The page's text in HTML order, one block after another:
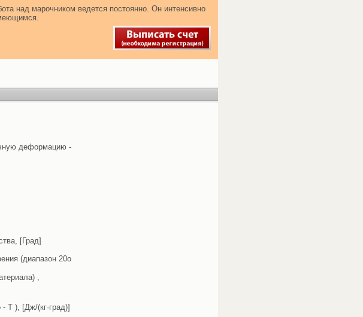
над марочником ведется постоянно. Он интенсивно
деформацию -
[Град]
(диапазон 20o
,
T ), [Дж/(кг·град)]